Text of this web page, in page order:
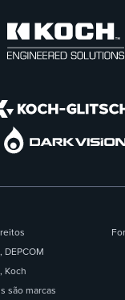
Koch
são marcas